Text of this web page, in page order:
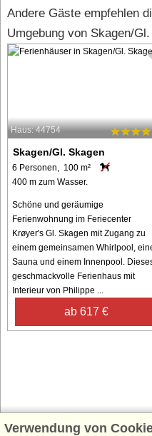
Andere Gäste empfehlen
Umgebung von Skagen/
Haus: 44754
Skagen/Gl. Skagen
6 Personen, 100 m²
400 m zum Wasser.
Schöne und geräumige
Ferienwohnung im Feriecenter
Krøyer's Gl. Skagen mit Zugang zu
einem gemeinsamen Whirlpool,
Sauna und einem Innenpool.
geschmackvolle Ferienhaus mit
Interieur von Philippe ...
ab 617 €
Verwendung von